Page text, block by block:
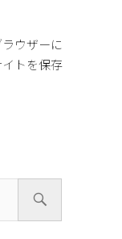
ウザーに
トを保存
索…